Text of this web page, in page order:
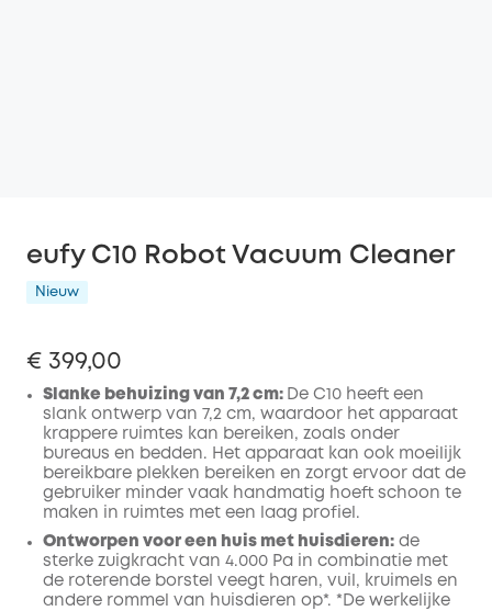
eufy C10 Robot Vacuum Cleaner
Nieuw
€ 399,00
Slanke behuizing van 7,2 cm: De C10 heeft een
slank ontwerp van 7,2 cm, waardoor het apparaat
krappere ruimtes kan bereiken, zoals onder
bureaus en bedden. Het apparaat kan ook moeilijk
bereikbare plekken bereiken en zorgt ervoor dat de
gebruiker minder vaak handmatig hoeft schoon te
maken in ruimtes met een laag profiel.
Ontworpen voor een huis met huisdieren: de
sterke zuigkracht van 4.000 Pa in combinatie met
de roterende borstel veegt haren, vuil, kruimels en
andere rommel van huisdieren op*. *De werkelijke